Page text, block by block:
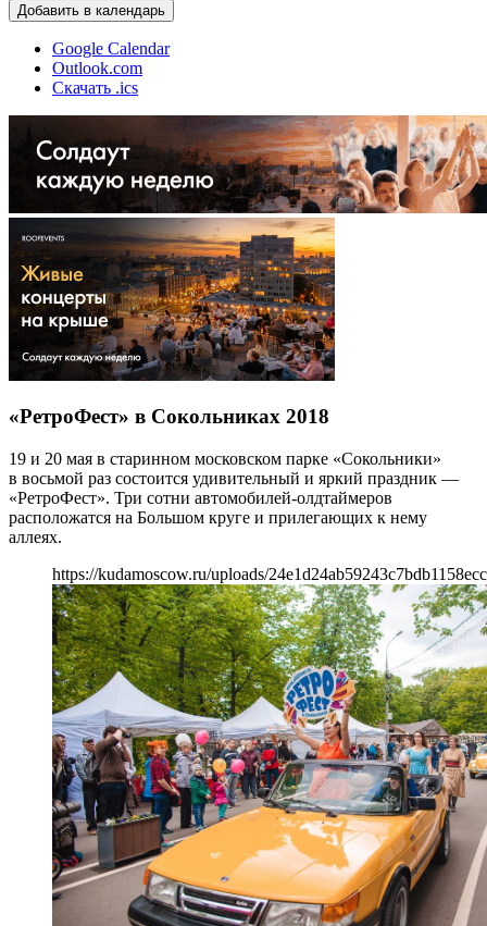
Добавить в календарь
Google Calendar
Outlook.com
Скачать .ics
«РетроФест» в Сокольниках 2018
19 и 20 мая в старинном московском парке «Сокольники»
в восьмой раз состоится удивительный и яркий праздник —
«РетроФест». Три сотни автомобилей-олдтаймеров
расположатся на Большом круге и прилегающих к нему
аллеях.
https://kudamoscow.ru/uploads/